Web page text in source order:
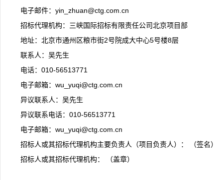
电子邮件：yin_zhuan@ctg.com.cn
招标代理机构：三峡国际招标有限责任公司北京项目部
地址：北京市通州区粮市街2号院成大中心5号楼8层
联系人：吴先生
电话：010-56513771
电子邮箱：wu_yuqi@ctg.com.cn
异议联系人：吴先生
异议联系电话：010-56513771
电子邮箱：wu_yuqi@ctg.com.cn
招标人或其招标代理机构主要负责人（项目负责人）： （签名）
招标人或其招标代理机构： （盖章）